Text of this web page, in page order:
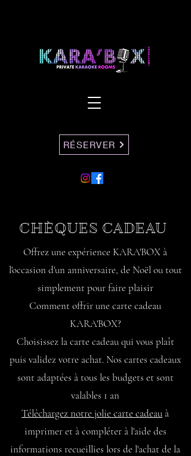
RÉSERVER
CHÈQUES CADEAU
Offrez une expérience KARA'BOX à
l'occasion d'un anniversaire, de Noël ou tout
simplement pour faire plaisir
Comment offrir une carte cadeau
KARA'BOX?
Choisissez la carte cadeau qui vous plaît
puis validez votre achat. Nos cartes cadeaux
sont adaptées à tous les budgets et sont
valables 1 an
Téléchargez notre jolie carte cadeau à
imprimer et à compléter à l'aide des
informations recueillies lors de l'achat de la